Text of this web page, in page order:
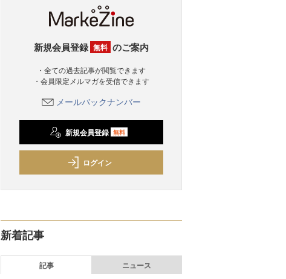
新規会員登録 無料 のご案内
・全ての過去記事が閲覧できます
・会員限定メルマガを受信できます
メールバックナンバー
新規会員登録 無料
ログイン
新着記事
記事 ニュース